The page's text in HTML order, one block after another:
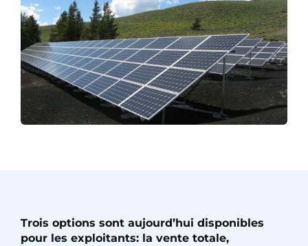
Trois options sont aujourd’hui disponibles
pour les exploitants: la vente totale,